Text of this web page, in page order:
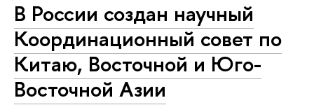
В России создан научный
Координационный совет по
Китаю, Восточной и Юго-
Восточной Азии